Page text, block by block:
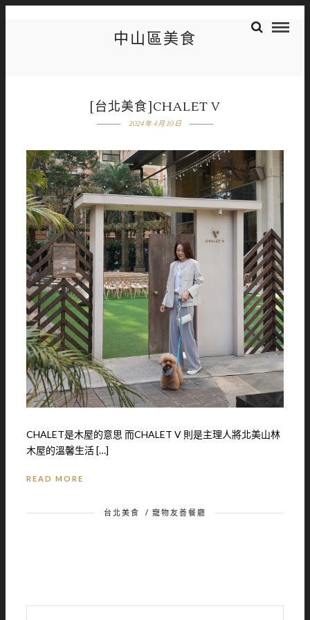
中山區美食
[台北美食]CHALET V
2024 年 4 月 10 日
CHALET是木屋的意思 而CHALET V 則是主理人將北美山林
木屋的溫馨生活 […]
READ MORE
台北美食 / 寵物友善餐廳